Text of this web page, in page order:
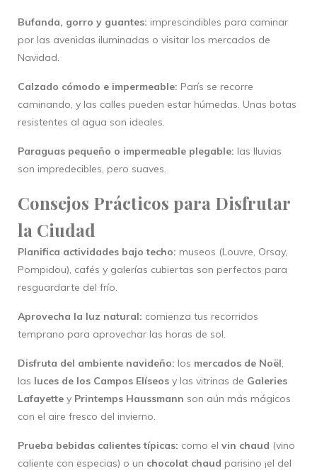
Bufanda, gorro y guantes: imprescindibles para caminar
por las avenidas iluminadas o visitar los mercados de
Navidad.
Calzado cómodo e impermeable: París se recorre
caminando, y las calles pueden estar húmedas. Unas botas
resistentes al agua son ideales.
Paraguas pequeño o impermeable plegable: las lluvias
son impredecibles, pero suaves.
Consejos Prácticos para Disfrutar
la Ciudad
Planifica actividades bajo techo: museos (Louvre, Orsay,
Pompidou), cafés y galerías cubiertas son perfectos para
resguardarte del frío.
Aprovecha la luz natural: comienza tus recorridos
temprano para aprovechar las horas de sol.
Disfruta del ambiente navideño: los mercados de Noël,
las luces de los Campos Elíseos y las vitrinas de Galeries
Lafayette y Printemps Haussmann son aún más mágicos
con el aire fresco del invierno.
Prueba bebidas calientes típicas: como el vin chaud (vino
caliente con especias) o un chocolat chaud parisino ¡el del